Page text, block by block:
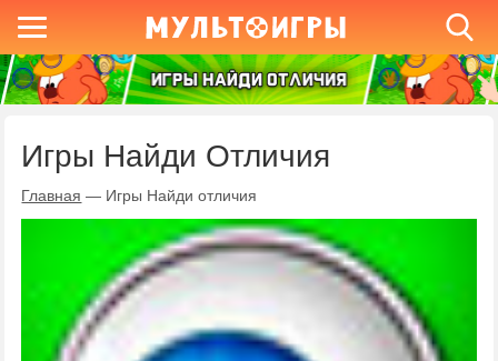
Игры Найди Отличия
Главная — Игры Найди отличия